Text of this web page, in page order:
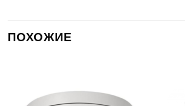
ПОХОЖИЕ